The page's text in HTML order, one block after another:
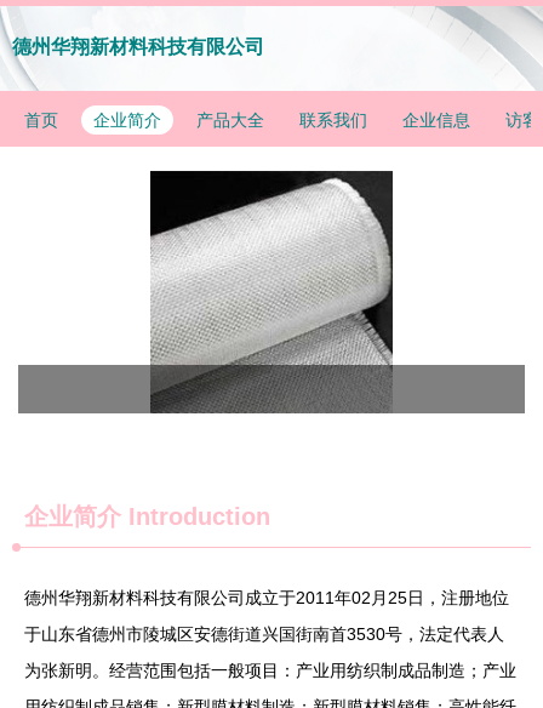
德州华翔新材料科技有限公司
首页 企业简介 产品大全 联系我们 企业信息 访客
企业简介 Introduction
德州华翔新材料科技有限公司成立于2011年02月25日，注册地位
于山东省德州市陵城区安德街道兴国街南首3530号，法定代表人
为张新明。经营范围包括一般项目：产业用纺织制成品制造；产业